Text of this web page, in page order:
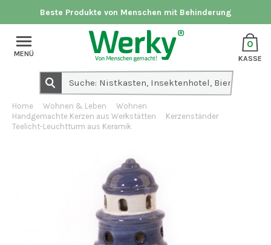
Beste Produkte von Menschen mit Behinderung
0
KASSE
MENÜ
Home Wohnen & Leben
Wohnen
Handgemachte Kerzen aus Werkstätten
Kerzenständer
Teelicht-Leuchtturm aus Keramik